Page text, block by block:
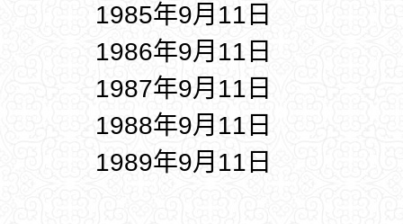
1985年9月11日
1986年9月11日
1987年9月11日
1988年9月11日
1989年9月11日